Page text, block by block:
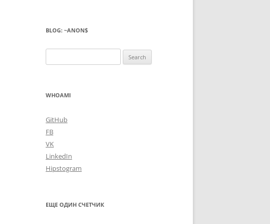
BLOG: ~ANON$
for:
WHOAMI
GitHub
FB
VK
LinkedIn
Hipstogram
ЕЩЕ ОДИН СЧЕТЧИК